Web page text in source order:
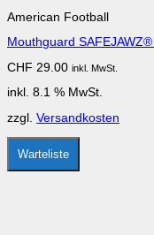
American Football
Mouthguard
CHF 29.00 inkl. MwSt.
inkl. 8.1 % MwSt.
zzgl. Versandkosten
Warteliste